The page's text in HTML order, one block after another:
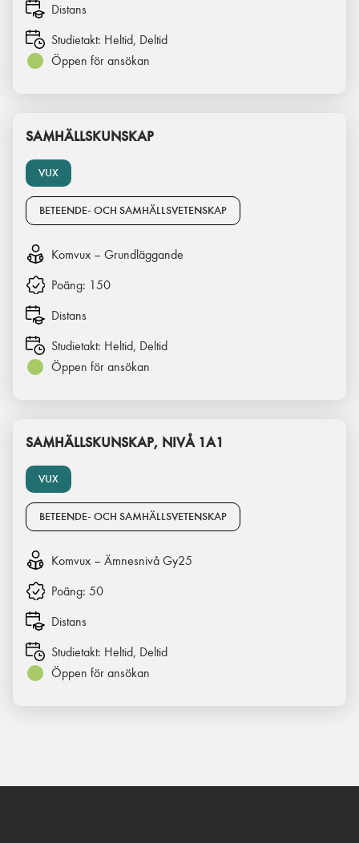
Distans
Studietakt: Heltid, Deltid
Öppen för ansökan
VUX
SAMHÄLLSKUNSKAP
BETEENDE- OCH SAMHÄLLSVETENSKAP
Komvux – Grundläggande
Poäng: 150
Distans
Studietakt: Heltid, Deltid
Öppen för ansökan
VUX
SAMHÄLLSKUNSKAP, NIVÅ 1A1
BETEENDE- OCH SAMHÄLLSVETENSKAP
Komvux – Ämnesnivå Gy25
Poäng: 50
Distans
Studietakt: Heltid, Deltid
Öppen för ansökan